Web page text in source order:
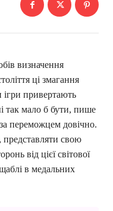
визначення
ці змагання
привертають
так мало б бути, пише
переможцем довічно.
представляти свою
від цієї світової
в медальних